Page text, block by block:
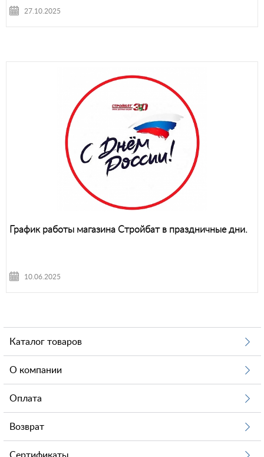
27.10.2025
График работы магазина Стройбат в праздничные дни.
10.06.2025
Каталог товаров
О компании
Оплата
Возврат